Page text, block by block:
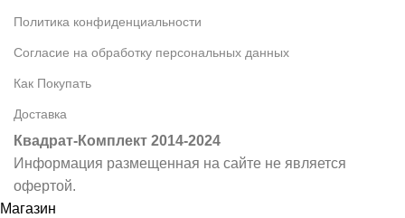
Политика конфиденциальности
Согласие на обработку персональных данных
Как Покупать
Доставка
Квадрат-Комплект 2014-2024
Информация размещенная на сайте не является
офертой.
Магазин